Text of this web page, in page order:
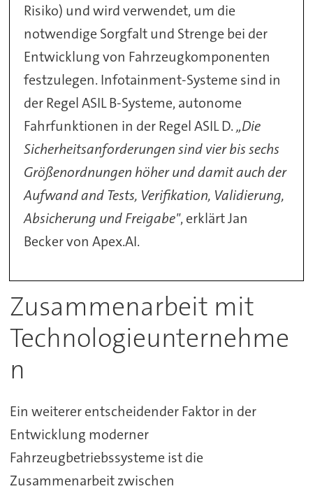
Risiko) und wird verwendet, um die
notwendige Sorgfalt und Strenge bei der
Entwicklung von Fahrzeugkomponenten
festzulegen. Infotainment-Systeme sind in
der Regel ASIL B-Systeme, autonome
Fahrfunktionen in der Regel ASIL D.„Die
Sicherheitsanforderungen sind vier bis sechs
Größenordnungen höher und damit auch der
Aufwand and Tests, Verifikation, Validierung,
Absicherung und Freigabe", erklärt Jan
Becker von Apex.AI.
Zusammenarbeit mit
Technologieunternehme
n
Ein weiterer entscheidender Faktor in der
Entwicklung moderner
Fahrzeugbetriebssysteme ist die
Zusammenarbeit zwischen